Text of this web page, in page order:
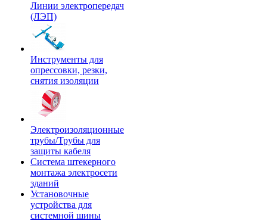
Линии электропередач
(ЛЭП)
Инструменты для
опрессовки, резки,
снятия изоляции
Электроизоляционные
трубы/Трубы для
защиты кабеля
Система штекерного
монтажа электросети
зданий
Установочные
устройства для
системной шины